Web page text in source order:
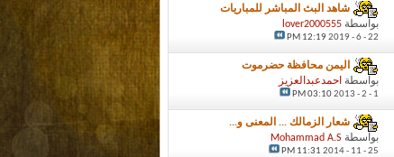
شاهد البث المباشر للمباريات
بواسطةlover2000555
22 - 6 - 2019
12:19 PM
اليمن محافظة حضرموت
بواسطة احمدعبدالعزيز
1 - 2 - 2013
03:10 PM
شعار الزمالك ... المعنى و...
بواسطة Mohammad A.S
25 - 11 - 2014
11:31 PM